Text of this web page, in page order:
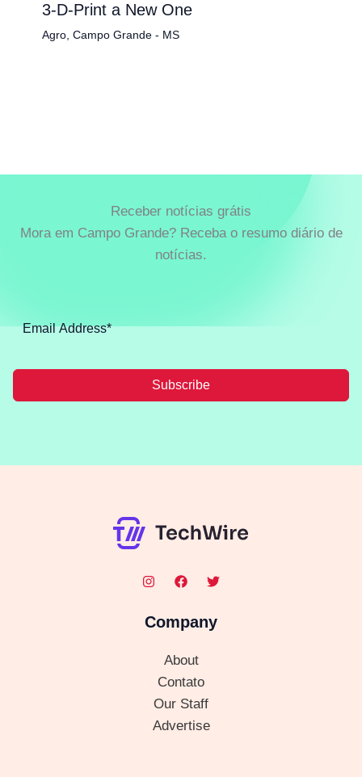
3-D-Print a New One
Agro, Campo Grande - MS
Receber notícias grátis
Mora em Campo Grande? Receba o resumo diário de
notícias.
Subscribe
Company
About
Contato
Our Staff
Advertise